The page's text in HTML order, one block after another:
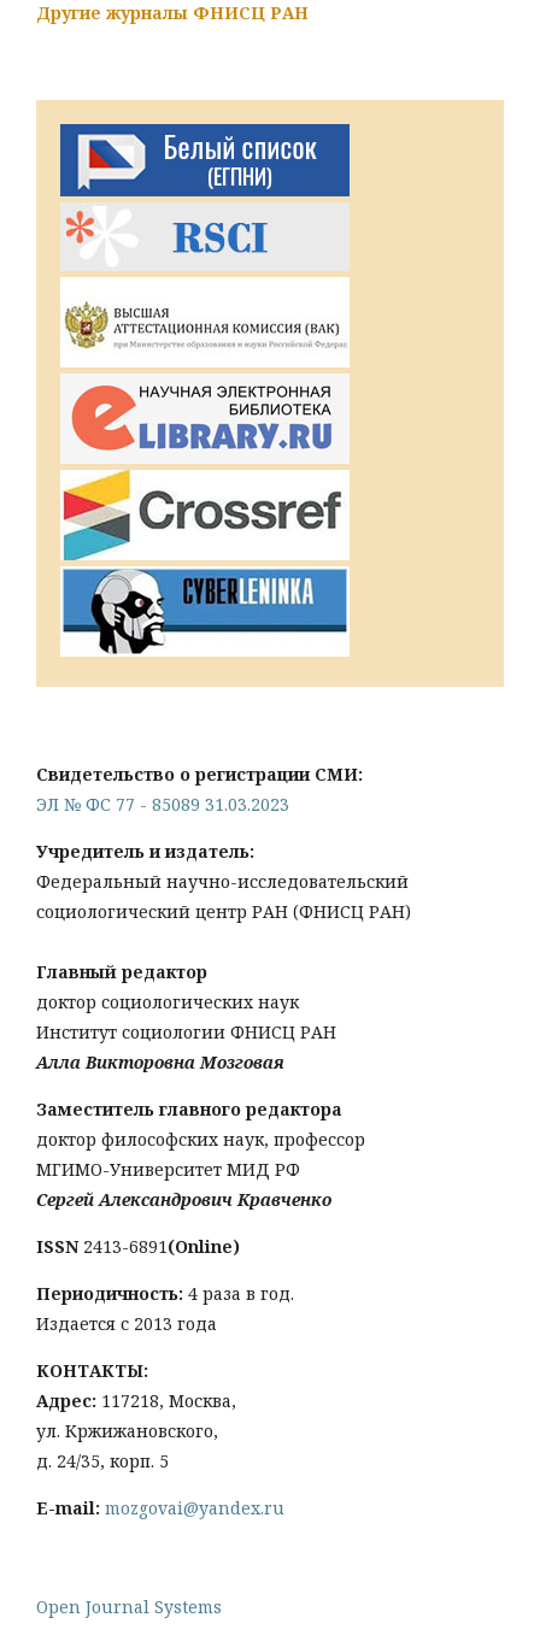
Другие журналы ФНИСЦ РАН
Свидетельство о регистрации СМИ:
ЭЛ № ФС 77 - 85089 31.03.2023
Учредитель и издатель:
Федеральный научно-исследовательский
социологический центр РАН (ФНИСЦ РАН)
Главный редактор
доктор социологических наук
Институт социологии ФНИСЦ РАН
Алла Викторовна Мозговая
Заместитель главного редактора
доктор философских наук, профессор
МГИМО-Университет МИД РФ
Сергей Александрович Кравченко
ISSN 2413-6891(Online)
Периодичность: 4 раза в год.
Издается с 2013 года
КОНТАКТЫ:
Адрес: 117218, Москва,
ул. Кржижановского,
д. 24/35, корп. 5
E-mail: mozgovai@yandex.ru
Open Journal Systems